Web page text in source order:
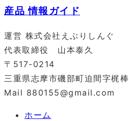
運営 株式会社えぶりしんぐ
代表取締役 山本泰久
〒517-0214
三重県志摩市磯部町迫間字梶
Mail 880155@gmail.com
ホーム